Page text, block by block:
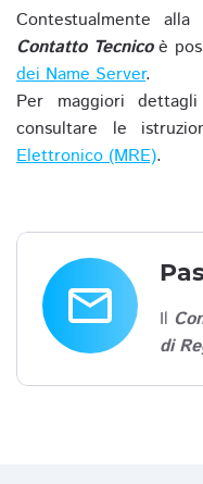
Contestualmente
Contatto Tecnicoè
dei Name Server.
Per maggiori
consultare le
Elettronico (MRE).
email Il
di